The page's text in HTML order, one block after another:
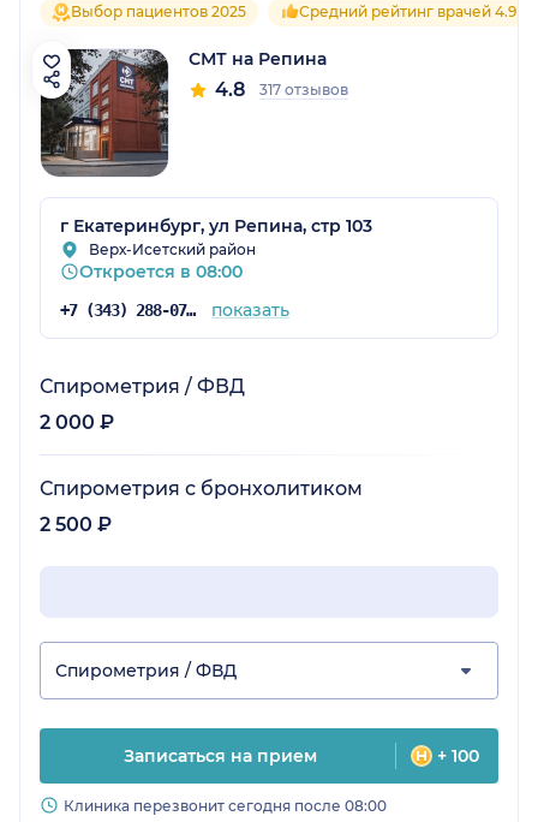
Выбор пациентов 2025 Средний рейтинг врачей 4.9
СМТ на Репина
4.8 317 отзывов
г Екатеринбург, ул Репина, стр 103
Верх-Исетский район
Откроется в 08:00
+7 (343) 288-07-54 показать
Спирометрия / ФВД
2 000 ₽
Спирометрия с бронхолитиком
2 500 ₽
Спирометрия / ФВД
Записаться на прием + 100
Клиника перезвонит сегодня после 08:00